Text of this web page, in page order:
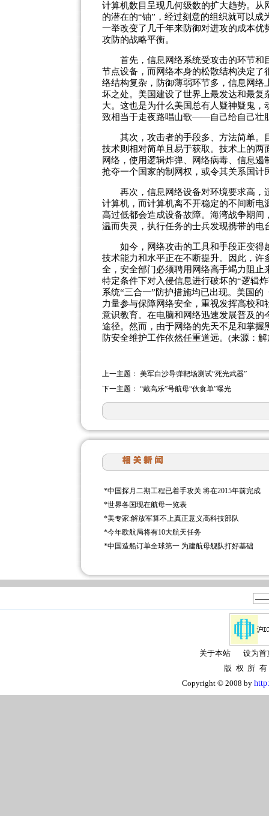
计算机数目呈现几何级数的扩大趋势。
的潜在的“铀”，经过刻意的组织就可以
一举改变了几千年来防御对进攻的成本
攻防的战略平衡。
首先，信息网络系统受攻击的环节和
节点设备，而网络本身的松散结构决定
络结构复杂，防御薄弱环节多，信息网
坏之处。美国建设了世界上最发达和最
大。这也是为什么美国总有人疑神疑鬼
致相当于走夜路唱山歌——自己给自己壮
其次，攻击者的手段多、方法简单。
技术则相对简单且易于获取。技术上的
网络，使用逻辑炸弹、网络病毒、信息
抢夺一个国家的制网权，或令其关系国计
再次，信息网络设备对环境要求高，
计算机，而计算机离不开稳定的不间断
高过低都会造成设备故障。海湾战争期
温而失灵，执行任务的士兵发现携带的
如今，网络攻击的工具和手段正变得
技术能力和水平正在不断提升。因此，
全，安全部门必须聘用网络高手竭力阻止
特定条件下对入侵信息进行破坏的“逻辑
系统“三合一”防护措施均已出现。美国
力量参与保障网络安全，重视发挥高校
意识教育。在电脑和网络迅速发展普及
途径。然而，由于网络的先天不足和掌
防安全维护工作依然任重道远。(来源：
上一主题： 美军白沙导弹靶场测试“死光武器”
下一主题： “戴高乐”号航母“伙食单”曝光
*中国探月二期工程已着手攻关 将在2015年前完成
*世界各国现在航母一览表
*美专家:解放军算不上真正意义高科技部队
*今年欧航局将有10大航天任务
*中国造船订单全球第一 为建航母舰队打好基础